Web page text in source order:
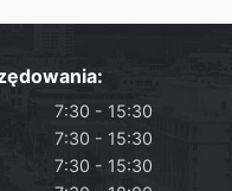
7:30 - 15:30
7:30 - 15:30
7:30 - 15:30